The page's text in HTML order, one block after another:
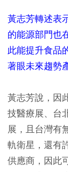
黃志芳轉述表
的能源部門也
此能提升食品
著眼未來趨勢
黃志芳說，因
技醫療展、台
展，且台灣有
軌衛星，還有
供應商，因此